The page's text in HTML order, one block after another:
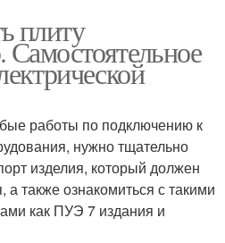
плиту
Самостоятельное
работы по подключению к
нужно тщательно
изделия, который должен
а также ознакомиться с такими
как ПУЭ 7 издания и